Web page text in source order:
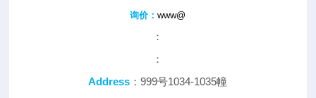
询价：www@
：
：
Address ：999号1034-1035幢